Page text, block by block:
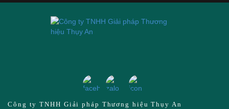
Công ty TNHH Giải pháp Thương hiệu Thụy An